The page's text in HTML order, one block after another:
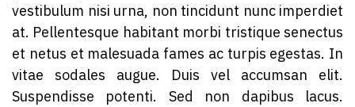
vestibulum nisi urna, non tincidunt nunc imperdiet
at. Pellentesque habitant morbi tristique senectus
et netus et malesuada fames ac turpis egestas. In
vitae sodales augue. Duis vel accumsan elit.
Suspendisse potenti. Sed non dapibus lacus.